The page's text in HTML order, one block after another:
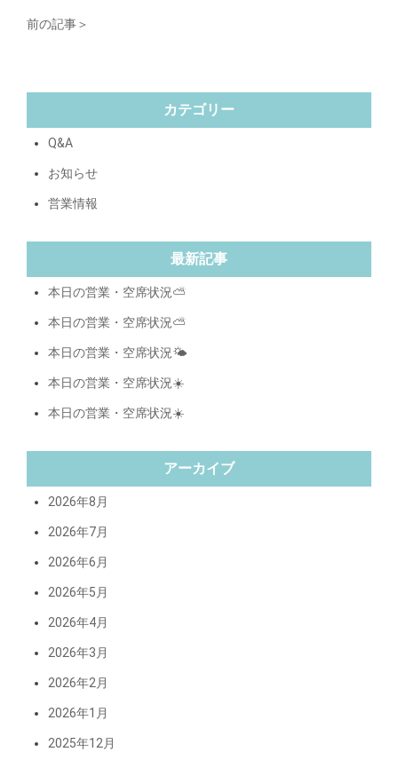
前の記事＞
カテゴリー
Q&A
お知らせ
営業情報
最新記事
本日の営業・空席状況⛅️
本日の営業・空席状況⛅️
本日の営業・空席状況🌤️
本日の営業・空席状況☀️
本日の営業・空席状況☀️
アーカイブ
2026年8月
2026年7月
2026年6月
2026年5月
2026年4月
2026年3月
2026年2月
2026年1月
2025年12月